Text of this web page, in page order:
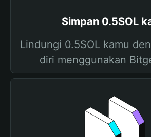
Simpan 0.5SOL
Lindungi 0.5SOL kamu
diri menggunakan